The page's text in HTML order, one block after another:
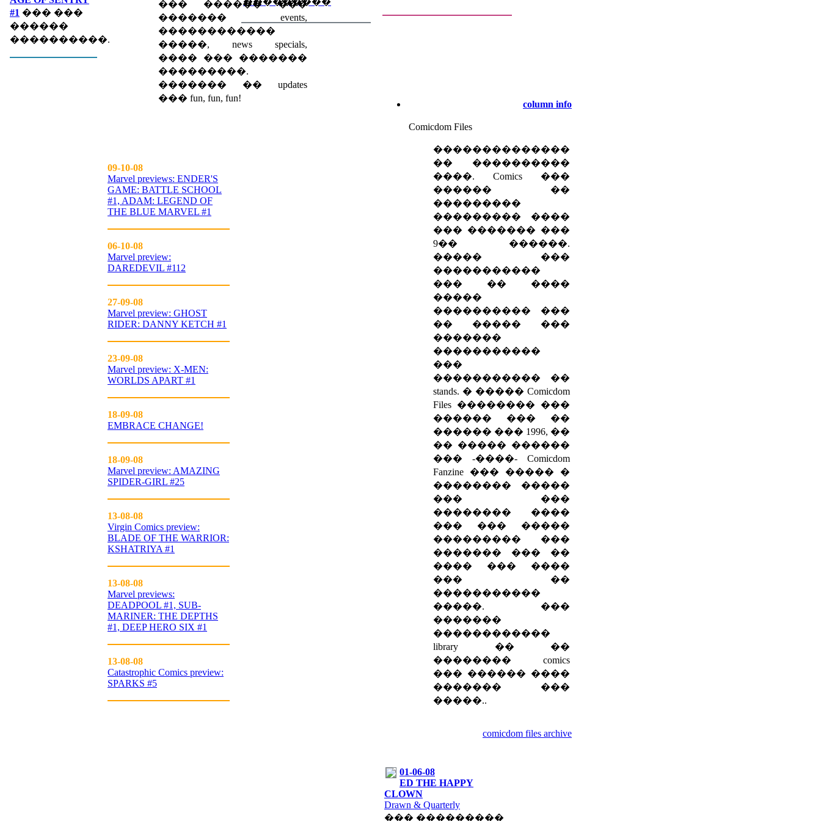
#1 ��� ���
������
����������.
��� ������ ���
������� events,
������������
�����, news specials,
���� ��� �������
���������.
������� �� updates
��� fun, fun, fun!
09-10-08
Marvel previews: ENDER'S
GAME: BATTLE SCHOOL
#1, ADAM: LEGEND OF
THE BLUE MARVEL #1
06-10-08
Marvel preview:
DAREDEVIL #112
27-09-08
Marvel preview: GHOST
RIDER: DANNY KETCH #1
23-09-08
Marvel preview: X-MEN:
WORLDS APART #1
18-09-08
EMBRACE CHANGE!
18-09-08
Marvel preview: AMAZING
SPIDER-GIRL #25
13-08-08
Virgin Comics preview:
BLADE OF THE WARRIOR:
KSHATRIYA #1
13-08-08
Marvel previews:
DEADPOOL #1, SUB-
MARINER: THE DEPTHS
#1, DEEP HERO SIX #1
13-08-08
Catastrophic Comics preview:
SPARKS #5
column info
Comicdom Files
��������������
�� ����������
����. Comics ���
������ ��
���������
��������� ����
��� ������� ���
9�� ������.
����� ���
�����������
��� �� ����
�����
���������� ���
�� ����� ���
�������
�����������
���
����������� ��
stands. � ����� Comicdom
Files �������� ���
������ ��� ��
������ ��� 1996, ��
�� ����� ������
��� -����- Comicdom
Fanzine ��� ����� �
�������� �����
��� ���
�������� ����
��� ��� �����
��������� ���
������� ��� ��
���� ��� ����
��� ��
�����������
�����. ���
�������
������������
library �� ��
�������� comics
��� ������ ����
������� ���
�����..
comicdom files archive
01-06-08
ED THE HAPPY
CLOWN
Drawn & Quarterly
��� ���������